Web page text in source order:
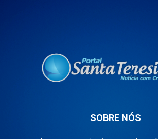
SOBRE NÓS